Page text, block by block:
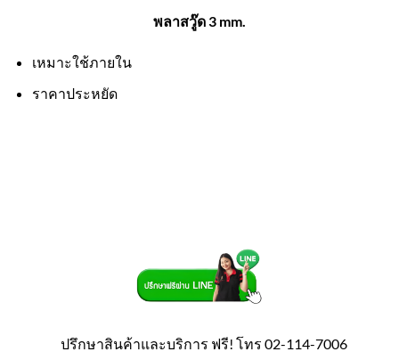
พลาสวู๊ด 3 mm.
เหมาะใช้ภายใน
ราคาประหยัด
ปรึกษาสินค้าและบริการ ฟรี! โทร 02-114-7006